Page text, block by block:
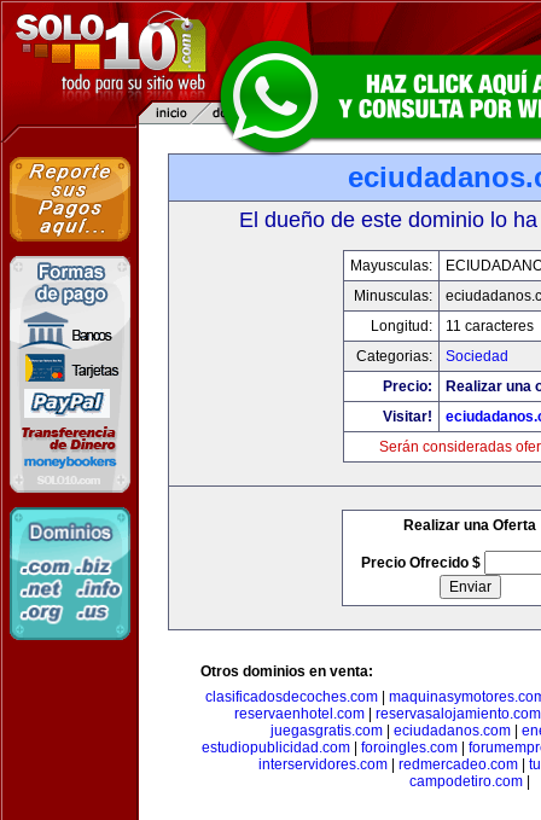
El dueño de este dominio lo
Mayusculas:
Minusculas:
Longitud:
11 caracteres
Categorias:
Sociedad
Precio:
Realizar una
Visitar!
Serán consideradas
Realizar una Oferta
Precio Ofrecido $
Otros dominios en venta:
clasificadosdecoches.com
reservaenhotel.com| reservasalojamiento.com
juegasgratis.com
eciudadanos.com
estudiopublicidad.com| foroingles.com|
interservidores.com
redmercadeo.com
campodetiro.com